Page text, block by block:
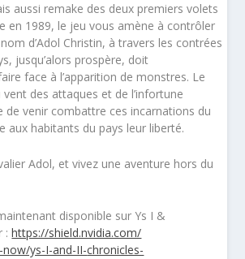
aussi remake des deux premiers volets
en 1989, le jeu vous amène à contrôler
d’Adol Christin, à travers les contrées
jusqu’alors prospère, doit
face à l’apparition de monstres. Le
des attaques et de l’infortune
de venir combattre ces incarnations du
aux habitants du pays leur liberté.
Adol, et vivez une aventure hors du
disponible sur Ys I &
:https://shield.nvidia.com/
ys-I-and-II-chronicles-